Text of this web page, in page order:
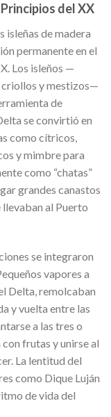
del XX
isleñas de madera
permanente en el
Los isleños —
criollos y mestizos—
de
se convirtió en
como cítricos,
y mimbre para
como “chatas”
grandes canastos
al Puerto
se integraron
vapores a
Delta, remolcaban
y vuelta entre las
a las tres o
frutas y unirse al
La lentitud del
como Dique Luján
de vida del